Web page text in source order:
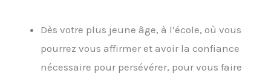
Dès votre plus jeune âge, à l’école, où vous
pourrez vous affirmer et avoir la confiance
nécessaire pour persévérer, pour vous faire